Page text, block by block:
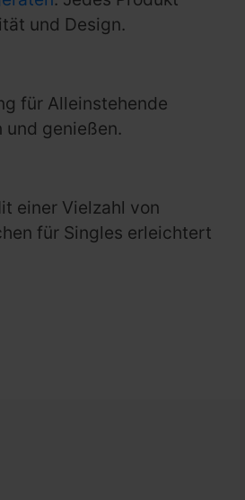
und Design.
für Alleinstehende
und genießen.
einer Vielzahl von
für Singles erleichtert